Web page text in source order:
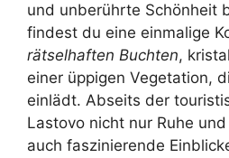
und unberührte Schönheit
findest du eine einmalige
rätselhaften Buchten,
einer üppigen Vegetation,
einlädt. Abseits der
Lastovo nicht nur Ruhe
auch faszinierende